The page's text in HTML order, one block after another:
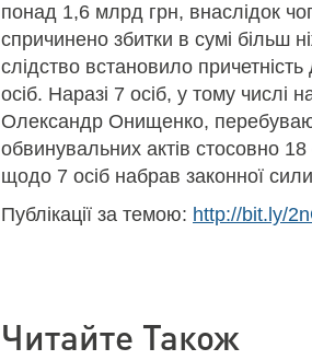
понад 1,6 млрд грн, внаслідок
спричинено збитки в сумі більш
слідство встановило причетність
осіб. Наразі 7 осіб, у тому числі
Олександр Онищенко,
обвинувальних актів стосовно
щодо 7 осіб набрав законної
Публікації за темою: http://bit.ly/
Читайте Також